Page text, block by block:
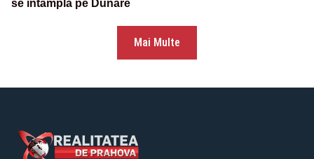
se întâmplă pe Dunăre
Mai Multe